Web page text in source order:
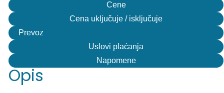
Cene
Cena uključuje / isključuje
Prevoz
Uslovi plaćanja
Napomene
Opis